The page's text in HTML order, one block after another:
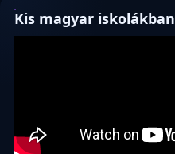
Kis magyar iskolákban